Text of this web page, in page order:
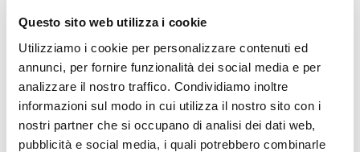
Questo sito web utilizza i cookie
Utilizziamo i cookie per personalizzare contenuti ed
annunci, per fornire funzionalità dei social media e per
analizzare il nostro traffico. Condividiamo inoltre
informazioni sul modo in cui utilizza il nostro sito con i
nostri partner che si occupano di analisi dei dati web,
pubblicità e social media, i quali potrebbero combinarle
Ascoli Piceno - Pennelli volano sui cavi
dell’alta tensione e restano in bilico su un
albero
di Rossella Luciani